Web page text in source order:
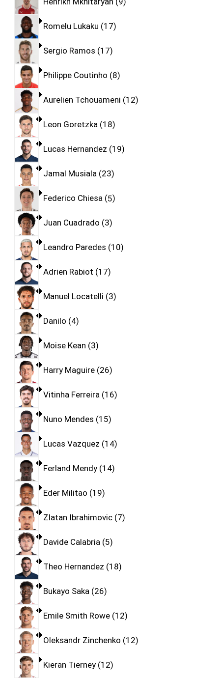
Romelu Lukaku 17
Sergio Ramos 17
Philippe Coutinho 8
Aurelien Tchouameni 12
Leon Goretzka 18
Lucas Hernandez 19
Jamal Musiala 23
Federico Chiesa 5
Juan Cuadrado 3
Leandro Paredes 10
Adrien Rabiot 17
Manuel Locatelli 3
Danilo 4
Moise Kean 3
Harry Maguire 26
Vitinha Ferreira 16
Nuno Mendes 15
Lucas Vazquez 14
Ferland Mendy 14
Eder Militao 19
Zlatan Ibrahimovic 7
Davide Calabria 5
Theo Hernandez 18
Bukayo Saka 26
Emile Smith Rowe 12
Oleksandr Zinchenko 12
Kieran Tierney 12